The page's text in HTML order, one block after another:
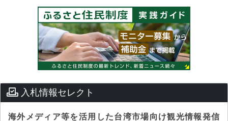
入札情報セレクト
海外メディア等を活用した台湾市場向け観光情報発信